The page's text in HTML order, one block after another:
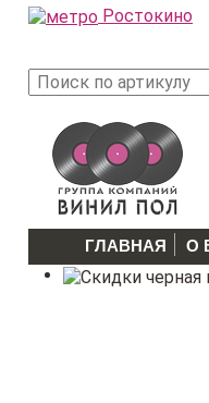
Ростокино
ГЛАВНАЯ О